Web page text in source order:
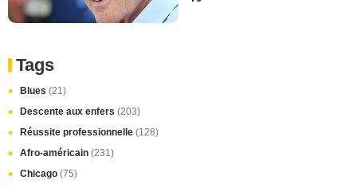
Tags
Blues (21)
Descente aux enfers (203)
Réussite professionnelle (128)
Afro-américain (231)
Chicago (75)